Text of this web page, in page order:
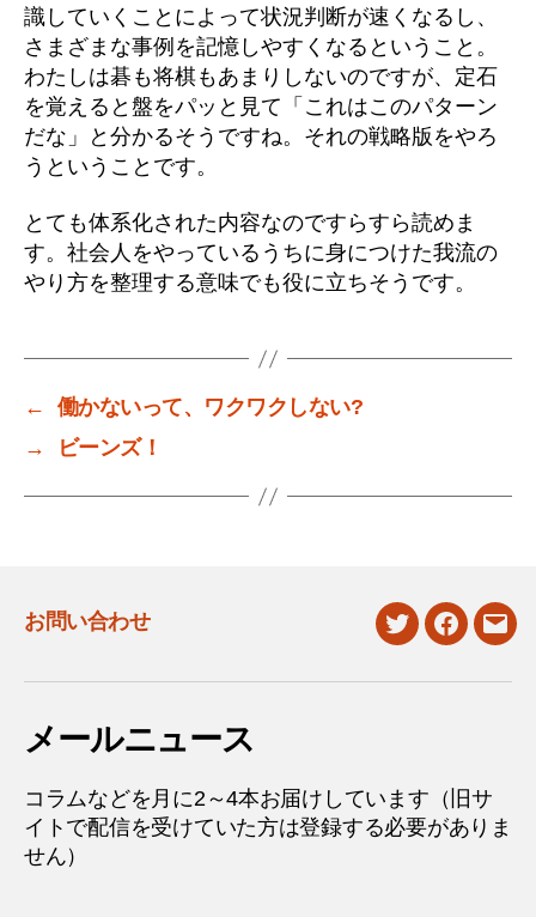
識していくことによって状況判断が速くなるし、
さまざまな事例を記憶しやすくなるということ。
わたしは碁も将棋もあまりしないのですが、定石
を覚えると盤をパッと見て「これはこのパターン
だな」と分かるそうですね。それの戦略版をやろ
うということです。
とても体系化された内容なのですらすら読めま
す。社会人をやっているうちに身につけた我流の
やり方を整理する意味でも役に立ちそうです。
←
働かないって、ワクワクしない?
→
ビーンズ！
お問い合わせ
twitterfacebook
メールニュース
コラムなどを月に2～4本お届けしています（旧サ
イトで配信を受けていた方は登録する必要がありま
せん）